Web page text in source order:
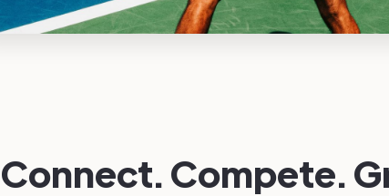
Connect. Compete.